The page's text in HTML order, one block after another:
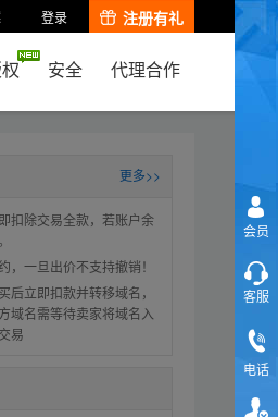
登录 注册有礼
安全 代理合作
更多>>
扣除交易全款，若账户余
，一旦出价不支持撤销！
后立即扣款并转移域名，
域名需等待卖家将域名入
易
会员
客服
电话